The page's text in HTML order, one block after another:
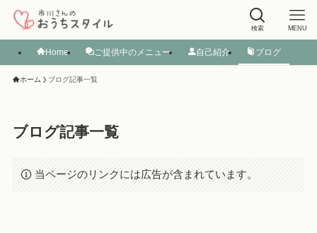
検索 MENU
Home ご提供中のメニュー 自己紹介 ブログ
ホーム ブログ記事一覧
ブログ記事一覧
当ページのリンクには広告が含まれています。